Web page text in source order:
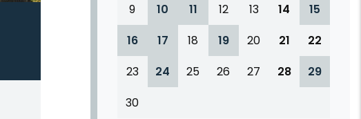
9
10 11 12 13 14
15
16
17 18 19 20 21
22
23
24 25 26 27 28
29
30